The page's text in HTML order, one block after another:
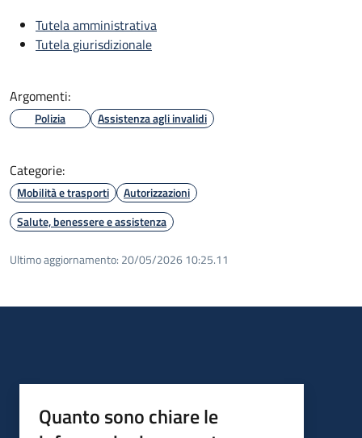
Tutela amministrativa
Tutela giurisdizionale
Argomenti:
Polizia Assistenza agli invalidi
Categorie:
Mobilità e trasporti
Autorizzazioni
Salute, benessere e assistenza
Ultimo aggiornamento: 20/05/2026 10:25.11
Quanto sono chiare le